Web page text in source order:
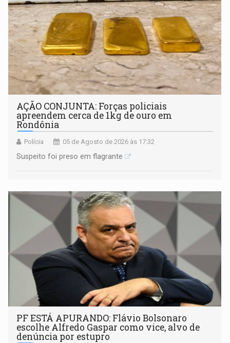
AÇÃO CONJUNTA: Forças policiais
apreendem cerca de 1kg de ouro em
Rondônia
Polícia 05 de Agosto de 2026 às 17:32
Suspeito foi preso em flagrante
PF ESTÁ APURANDO: Flávio Bolsonaro
escolhe Alfredo Gaspar como vice, alvo de
denúncia por estupro